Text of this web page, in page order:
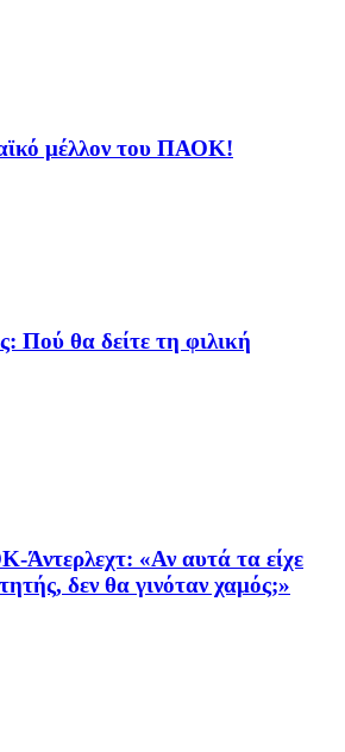
μέλλον του ΠΑΟΚ!
Πού θα δείτε τη φιλική
Άντερλεχτ: «Αν αυτά τα είχε
δεν θα γινόταν χαμός;»